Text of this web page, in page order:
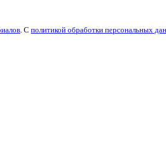
. С политикой обработки персональных